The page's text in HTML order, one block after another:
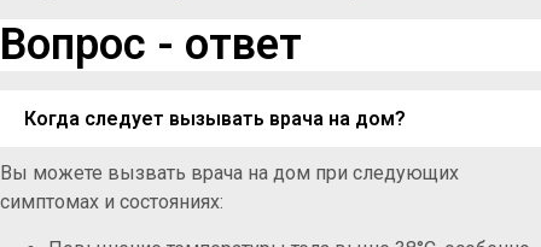
Вопрос - ответ
Когда следует вызывать врача на дом?
Вы можете вызвать врача на дом при следующих
симптомах и состояниях: